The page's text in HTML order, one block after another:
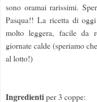
sono oramai rarissimi.
Pasqua!! La ricetta di
molto leggera, facile da
giornate calde (speriamo
al lotto!)
Ingredientiper 3 coppe: